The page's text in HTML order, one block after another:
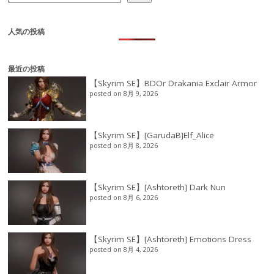
人気の投稿
最近の投稿
【Skyrim SE】BDOr Drakania Exclair Armor
posted on 8月 9, 2026
【Skyrim SE】[GarudaB]Elf_Alice
posted on 8月 8, 2026
【Skyrim SE】[Ashtoreth] Dark Nun
posted on 8月 6, 2026
【Skyrim SE】[Ashtoreth] Emotions Dress
posted on 8月 4, 2026